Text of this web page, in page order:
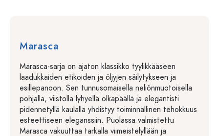
Marasca
Marasca-sarja on ajaton klassikko tyylikkääseen
laadukkaiden etikoiden ja öljyjen säilytykseen ja
esillepanoon. Sen tunnusomaisella neliönmuotoisella
pohjalla, viistolla lyhyellä olkapäällä ja elegantisti
pidennetyllä kaulalla yhdistyy toiminnallinen tehokkuus
esteettiseen eleganssiin. Puolassa valmistettu
Marasca vakuuttaa tarkalla viimeistelyllään ja